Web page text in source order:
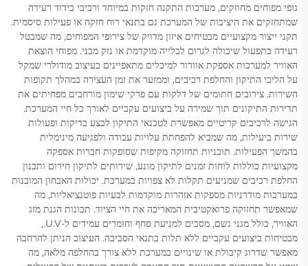
גופי מפוחים מחוזקים, מערכות התקנה חזקות במיוחד ורכיבי בידוד רעידה
שמתחזקים את היציבות של המערכת גם בתנאי רוח חזקה או פעילות סיסמית.
תקני ייצור מקצועיים מבטיחים איזון מדויק של צירופי המפוחים, מה שמבטל
רעידה בתפעול שיכולה לגרום לבלייה מוקדמת או נזק מבני. מפוחי הוצאת
האוויר למערכות אספקת אוורור למיכלים מתאפיינים בעיצוב מודולרי שמקל
על הליכי התיקון והחלפת רכיבים, וממזער את זמן העצירה במהלך תקופות
השירות. צירובים חתומים של דלקות עם פרקי שימון מורחבים מפחיתים את
תדירות התיקונים תוך שמירה על ביצועים עקביים לאורך כל חיי המערכת.
הגישה לרכיבים קריטיים מאפשרת לטכנאי התיקון לבצע בדיקות ופעולות
שירות ביעילות, מה שמביא להפחתת עלויות עבודה ולפגיעה מינימלית
בהמשך הפעילות. תוכניות תחזוקה מקיפות שסופקות חברות אספקה
מקצועיות כוללות לוחות זמנים לתיקון מונע, שירותים לתיקון חירום ותכנון
החלפת רכיבים שמניעים תקלות לא צפויות במערכת. יכולות האבחון המובנות
במערכות מודרניות מספקות אזהרות מוקדמות לבעיות פוטנציאליות, מה
שמאפשר תחזוקה פרואקטיבית המאריכה את חיי הציוד. תכונות הגנת מזג
האוויר, כולל מגני גשם, מסכים למניעת סחף וחומרים עמידים ל-U.V.,
מבטיחות ביצועים עקביים ללא תלות בתנאי הסביבה. העיצוב הניתן להרחבה
מאפשר שדרוג קיבולת או שינויים במערכת ללא צורך בהחלפה מלאה, מה